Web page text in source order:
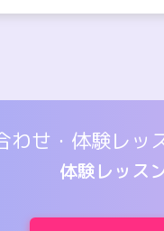
わせ・体験レッ
体験レッス